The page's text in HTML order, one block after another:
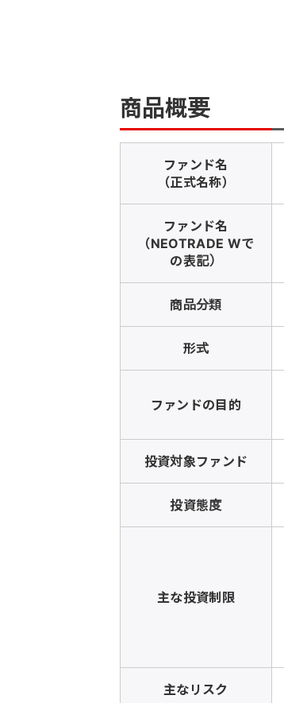
商品概要
ファンド名
（正式名称）
ファンド名
（NEOTRADE Wで
の表記）
商品分類
形式
ファンドの目的
投資対象ファンド
投資態度
主な投資制限
主なリスク